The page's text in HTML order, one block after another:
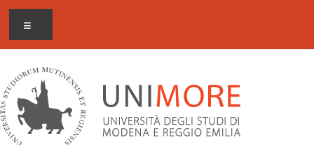
Salta
contenuto
Osservatorio geofisico di
Modena